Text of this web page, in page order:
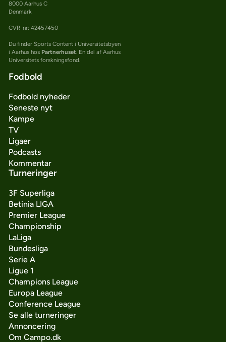
8000 Aarhus C
Denmark
CVR-nr: 42457450
Du finder Sports Content i Universitetsbyen
i Aarhus hos Partnerhuset. En del af Aarhus
Universitets forskningsfond.
Fodbold
Fodbold nyheder
Seneste nyt
Kampe
TV
Ligaer
Podcasts
Kommentar
Turneringer
3F Superliga
Betinia LIGA
Premier League
Championship
LaLiga
Bundesliga
Serie A
Ligue 1
Champions League
Europa League
Conference League
Se alle turneringer
Annoncering
Om Campo.dk